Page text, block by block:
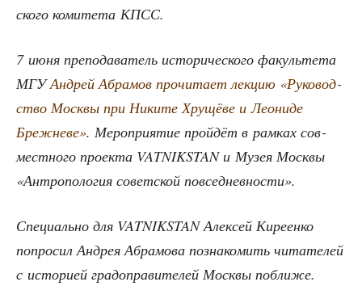
ско­го коми­те­та КПСС.
7 июня пре­по­да­ва­тель исто­ри­че­ско­го факуль­те­та
МГУАндрей Абра­мов про­чи­та­ет лек­цию «Руко­вод­
ство Моск­вы при Ники­те Хру­щё­ве и Лео­ни­де
Бреж­не­ве». Меро­при­я­тие прой­дёт в рам­ках сов­
мест­но­го про­ек­та VATNIKSTAN и Музея Моск­вы
«Антро­по­ло­гия совет­ской повседневности».
Спе­ци­аль­но для VATNIKSTAN Алек­сей Кире­ен­ко
попро­сил Андрея Абра­мо­ва позна­ко­мить чита­те­лей
с исто­ри­ей гра­до­пра­ви­те­лей Моск­вы поближе.